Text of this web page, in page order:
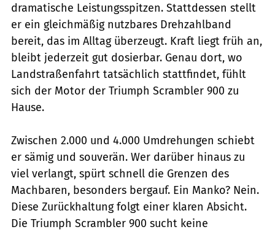
dramatische Leistungsspitzen. Stattdessen stellt
er ein gleichmäßig nutzbares Drehzahlband
bereit, das im Alltag überzeugt. Kraft liegt früh an,
bleibt jederzeit gut dosierbar. Genau dort, wo
Landstraßenfahrt tatsächlich stattfindet, fühlt
sich der Motor der Triumph Scrambler 900 zu
Hause.
Zwischen 2.000 und 4.000 Umdrehungen schiebt
er sämig und souverän. Wer darüber hinaus zu
viel verlangt, spürt schnell die Grenzen des
Machbaren, besonders bergauf. Ein Manko? Nein.
Diese Zurückhaltung folgt einer klaren Absicht.
Die Triumph Scrambler 900 sucht keine